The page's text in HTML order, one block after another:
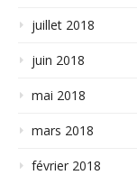
juillet 2018
juin 2018
mai 2018
mars 2018
février 2018